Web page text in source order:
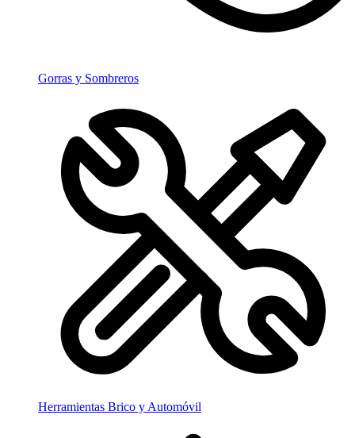
Gorras y Sombreros
Herramientas Brico y Automóvil